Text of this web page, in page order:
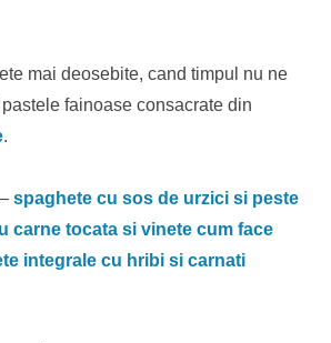
mai deosebite, cand timpul nu ne
fainoase consacrate din
.
spaghete cu sos de urzici si peste
carne tocata si vinete cum face
integrale cu hribi si carnati